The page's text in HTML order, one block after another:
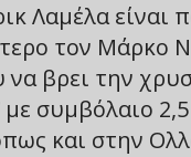
Λαμέλα
τον Μάρκο
βρει την
συμβόλαιο
και στην